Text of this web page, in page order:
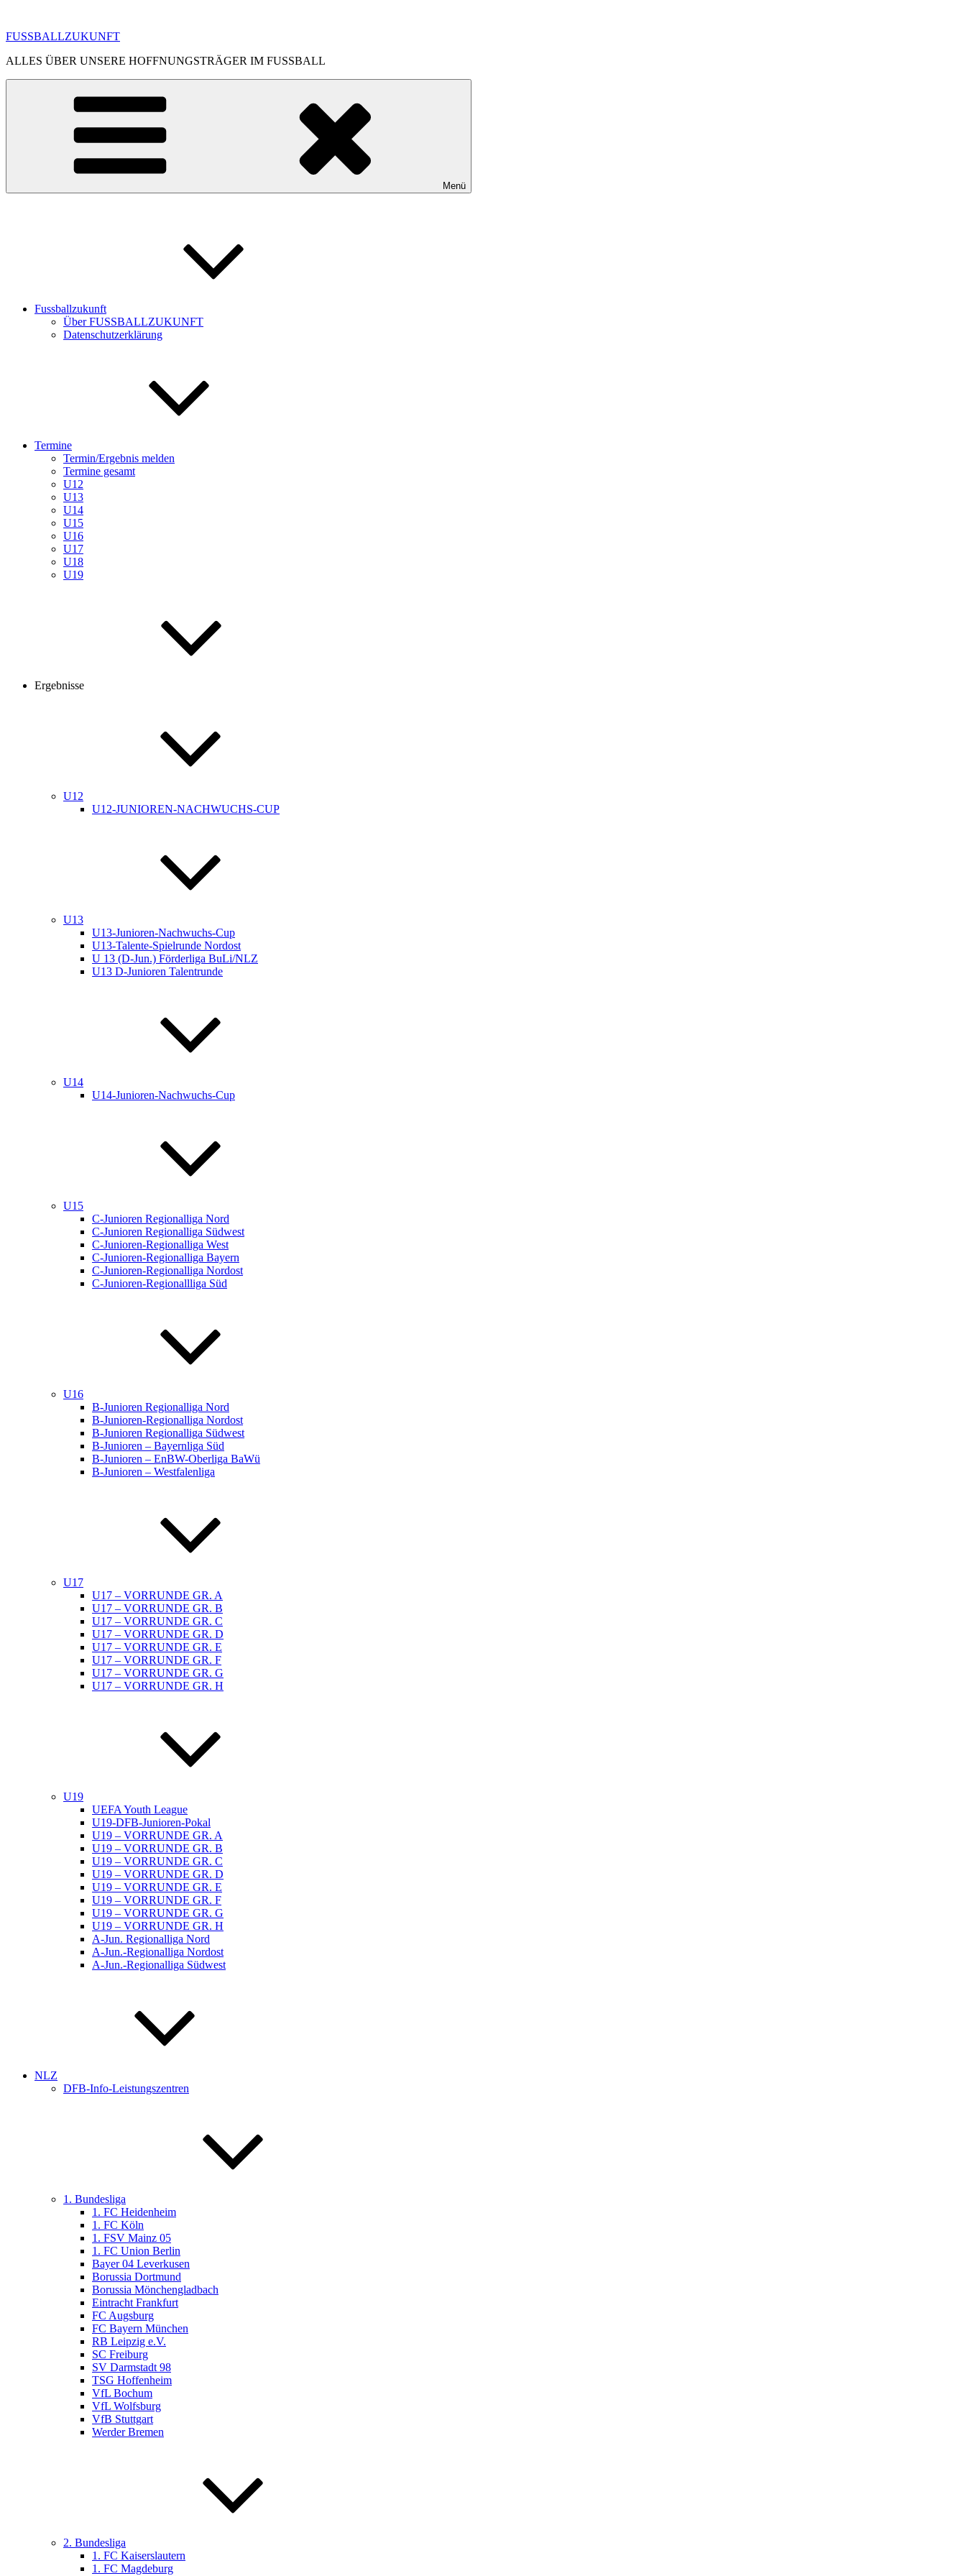
springen
FUSSBALLZUKUNFT
ALLES ÜBER UNSERE HOFFNUNGSTRÄGER IM FUSSBALL
Menü
Fussballzukunft
Über FUSSBALLZUKUNFT
Datenschutzerklärung
Termine
Termin/Ergebnis melden
Termine gesamt
U12
U13
U14
U15
U16
U17
U18
U19
Ergebnisse
U12
U12-JUNIOREN-NACHWUCHS-CUP
U13
U13-Junioren-Nachwuchs-Cup
U13-Talente-Spielrunde Nordost
U 13 (D-Jun.) Förderliga BuLi/NLZ
U13 D-Junioren Talentrunde
U14
U14-Junioren-Nachwuchs-Cup
U15
C-Junioren Regionalliga Nord
C-Junioren Regionalliga Südwest
C-Junioren-Regionalliga West
C-Junioren-Regionalliga Bayern
C-Junioren-Regionalliga Nordost
C-Junioren-Regionallliga Süd
U16
B-Junioren Regionalliga Nord
B-Junioren-Regionalliga Nordost
B-Junioren Regionalliga Südwest
B-Junioren – Bayernliga Süd
B-Junioren – EnBW-Oberliga BaWü
B-Junioren – Westfalenliga
U17
U17 – VORRUNDE GR. A
U17 – VORRUNDE GR. B
U17 – VORRUNDE GR. C
U17 – VORRUNDE GR. D
U17 – VORRUNDE GR. E
U17 – VORRUNDE GR. F
U17 – VORRUNDE GR. G
U17 – VORRUNDE GR. H
U19
UEFA Youth League
U19-DFB-Junioren-Pokal
U19 – VORRUNDE GR. A
U19 – VORRUNDE GR. B
U19 – VORRUNDE GR. C
U19 – VORRUNDE GR. D
U19 – VORRUNDE GR. E
U19 – VORRUNDE GR. F
U19 – VORRUNDE GR. G
U19 – VORRUNDE GR. H
A-Jun. Regionalliga Nord
A-Jun.-Regionalliga Nordost
A-Jun.-Regionalliga Südwest
NLZ
DFB-Info-Leistungszentren
1. Bundesliga
1. FC Heidenheim
1. FC Köln
1. FSV Mainz 05
1. FC Union Berlin
Bayer 04 Leverkusen
Borussia Dortmund
Borussia Mönchengladbach
Eintracht Frankfurt
FC Augsburg
FC Bayern München
RB Leipzig e.V.
SC Freiburg
SV Darmstadt 98
TSG Hoffenheim
VfL Bochum
VfL Wolfsburg
VfB Stuttgart
Werder Bremen
2. Bundesliga
1. FC Kaiserslautern
1. FC Magdeburg